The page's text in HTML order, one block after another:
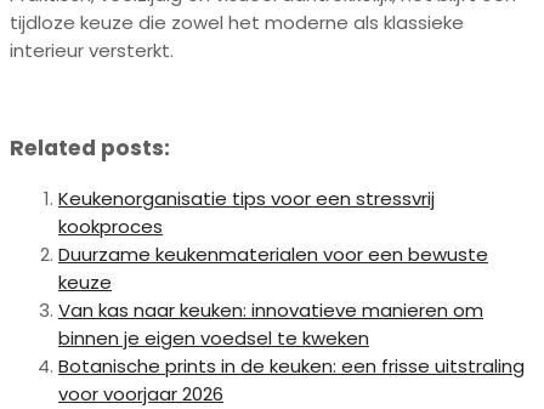
tijdloze keuze die zowel het moderne als klassieke
interieur versterkt.
Related posts:
Keukenorganisatie tips voor een stressvrij
kookproces
Duurzame keukenmaterialen voor een bewuste
keuze
Van kas naar keuken: innovatieve manieren om
binnen je eigen voedsel te kweken
Botanische prints in de keuken: een frisse uitstraling
voor voorjaar 2026